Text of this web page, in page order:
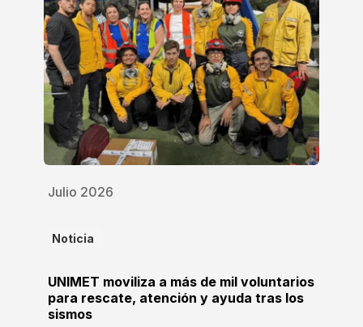
Julio 2026
Noticia
UNIMET moviliza a más de mil voluntarios
para rescate, atención y ayuda tras los
sismos